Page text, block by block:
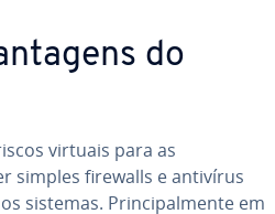
do
virtuais para as
simples firewalls e antivírus
sistemas. Prin­ci­pal­mente em